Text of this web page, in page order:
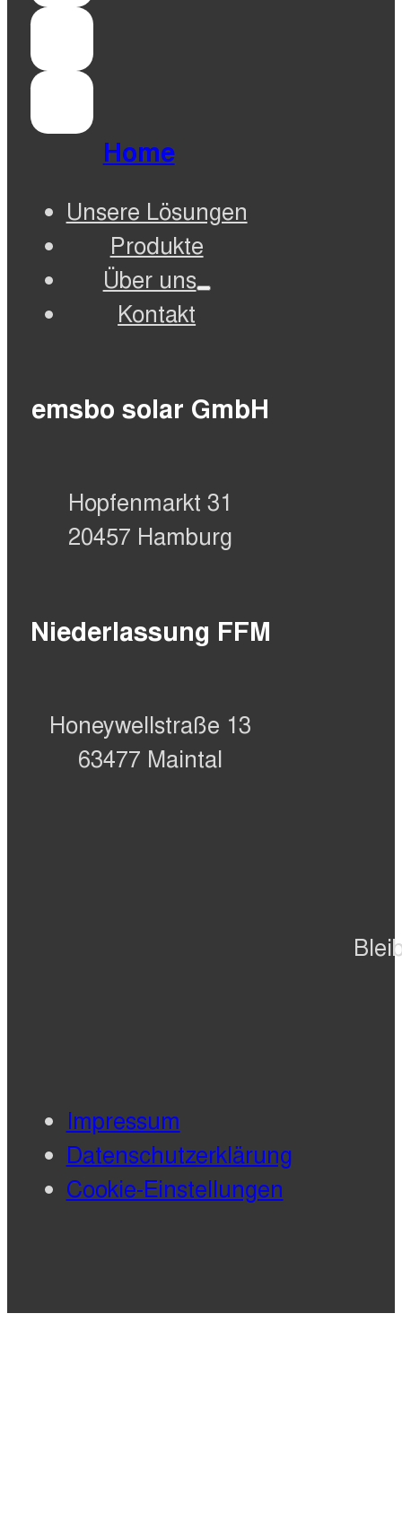
Home
Unsere Lösungen
Produkte
Über uns
Kontakt
emsbo solar GmbH
Hopfenmarkt 31
20457 Hamburg
Niederlassung FFM
Honeywellstraße 13
63477 Maintal
Impressum
Datenschutzerklärung
Cookie-Einstellungen